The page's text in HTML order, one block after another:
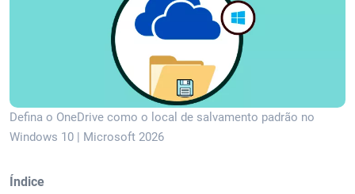
Defina o OneDrive como o local de salvamento padrão no
Windows 10 | Microsoft 2026
Índice